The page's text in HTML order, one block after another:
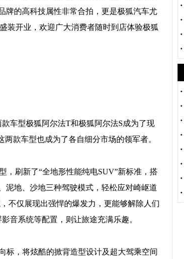
牌的高科技属性非常合拍，更是极狐汽车尤
装开业，欢迎广大消费者随时到店体验极狐
车型极狐阿尔法T和极狐阿尔法S成为了现
款车型也成为了各自细分市场的领军者。
，刷新了“全地形性能纯电SUV”新标准，搭
泥地、沙地三种驾驶模式，轻松应对崎岖道
不仅展现出强悍的爆发力，更能够解除人们
音系统等配置，则让旅途充满乐趣。
标，将炫酷的掀背造型设计及超大驾乘空间